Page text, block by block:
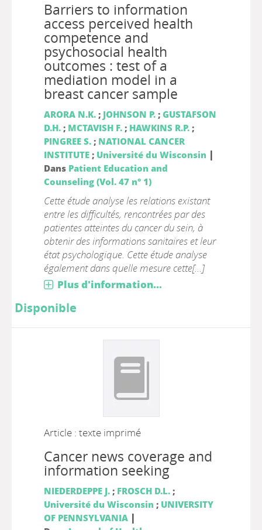
Barriers to information
access perceived health
competence and
psychosocial health
outcomes : test of a
mediation model in a
breast cancer sample
ARORA N.K.; JOHNSON P.; GUSTAFSON
D.H.; MCTAVISH F.; HAWKINS R.P.;
PINGREE S.; NATIONAL CANCER
INSTITUTE; Université du Wisconsin |
Dans Patient Education and
Counseling (Vol. 47 n° 1)
Cette étude analyse les relations existant
entre les difficultés, rencontrées par des
patientes atteintes du cancer du sein, à
obtenir des informations sanitaires et leur
état psychologique. Cette étude analyse
également dans quelle mesure cette[...]
Plus d'information...
Disponible
Article : texte imprimé
Cancer news coverage and
information seeking
NIEDERDEPPE J.; FROSCH D.L.;
Université du Wisconsin ; UNIVERSITY
OF PENNSYLVANIA |